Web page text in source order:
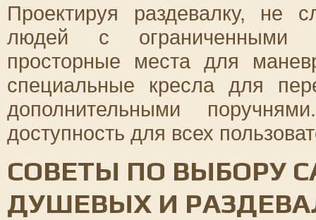
Проектируя раздевалку, не
людей с ограниченными
просторные места для
специальные кресла для
дополнительными
доступность для всех
СОВЕТЫ ПО ВЫБОРУ
ДУШЕВЫХ И